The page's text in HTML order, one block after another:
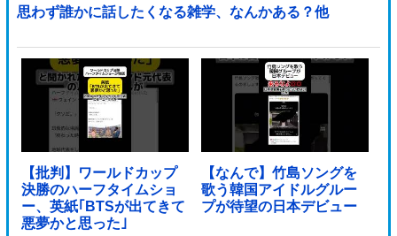
思わず誰かに話したくなる雑学、なんかある？他
【批判】ワールドカップ
決勝のハーフタイムショ
ー、英紙｢BTSが出てきて
悪夢かと思った｣
【なんで】竹島ソングを
歌う韓国アイドルグルー
プが待望の日本デビュー